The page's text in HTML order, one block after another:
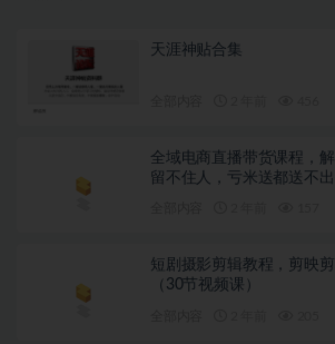
天涯神贴合集
全域电商直播带货课程，
留不住人，亏米送都送不
短剧摄影剪辑教程，剪映
（30节视频课）